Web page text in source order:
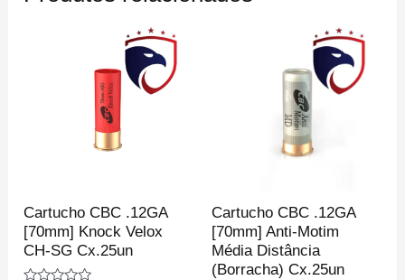
Cartucho CBC .12GA
[70mm] Knock Velox
CH-SG Cx.25un
Cartucho CBC .12GA
[70mm] Anti-Motim
Média Distância
(Borracha) Cx.25un